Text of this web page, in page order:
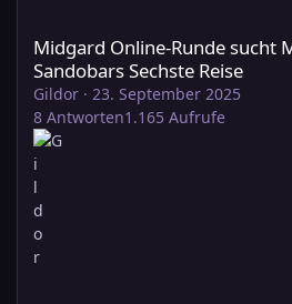
Midgard Online-Runde sucht
Sandobars Sechste Reise
Gildor · 23. September 2025
8 Antworten1.165 Aufrufe